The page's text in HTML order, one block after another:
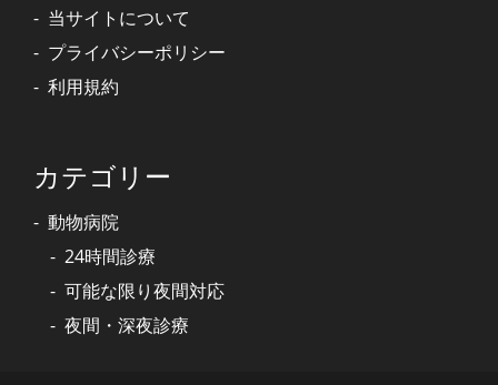
当サイトについて
プライバシーポリシー
利用規約
カテゴリー
動物病院
24時間診療
可能な限り夜間対応
夜間・深夜診療